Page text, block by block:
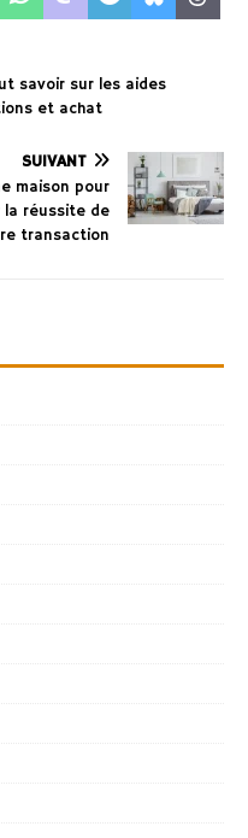
savoir sur les aides
et achat
SUIVANT
maison pour
la réussite de
transaction